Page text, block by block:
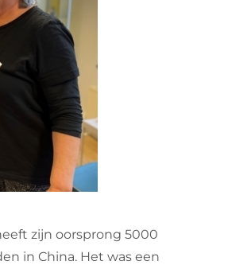
zijn oorsprong 5000
in China. Het was een